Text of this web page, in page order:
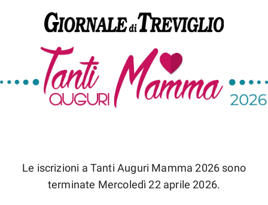
Le iscrizioni a Tanti Auguri Mamma 2026 sono
terminate Mercoledì 22 aprile 2026.